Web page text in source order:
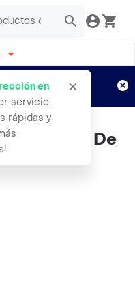
en
servicio,
rápidas y
Aplican TyC
Usb-c De